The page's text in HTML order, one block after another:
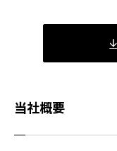
当社概要